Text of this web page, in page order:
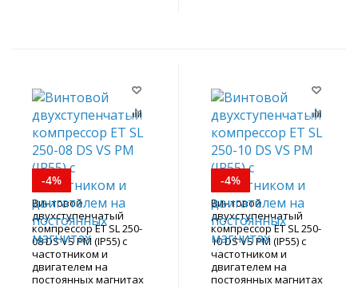
-4%
Винтовой
двухступенчатый
компрессор ET SL 250-
08 DS VS PM (IP55) с
частотником и
двигателем на
постоянных магнитах
-4%
Винтовой
двухступенчатый
компрессор ET SL 250-
10 DS VS PM (IP55) с
частотником и
двигателем на
постоянных магнитах